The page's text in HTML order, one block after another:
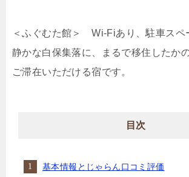
＜ふぐむた館＞ Wi-Fiあり、駐車スペ
静かな白保集落に、まるで移住したか
ご滞在いただける宿です。
目次
基本情報とじゃらん口コミ評価